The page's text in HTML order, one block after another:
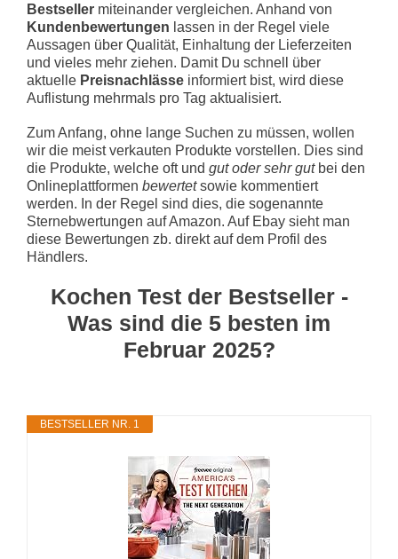
Bestseller miteinander vergleichen. Anhand von
Kundenbewertungen lassen in der Regel viele
Aussagen über Qualität, Einhaltung der Lieferzeiten
und vieles mehr ziehen. Damit Du schnell über
aktuelle Preisnachlässe informiert bist, wird diese
Auflistung mehrmals pro Tag aktualisiert.
Zum Anfang, ohne lange Suchen zu müssen, wollen
wir die meist verkauten Produkte vorstellen. Dies sind
die Produkte, welche oft und gut oder sehr gutbei den
Onlineplattformen bewertetsowie kommentiert
werden. In der Regel sind dies, die sogenannte
Sternebwertungen auf Amazon. Auf Ebay sieht man
diese Bewertungen zb. direkt auf dem Profil des
Händlers.
Kochen Test der Bestseller -
Was sind die 5 besten im
Februar 2025?
BESTSELLER NR. 1